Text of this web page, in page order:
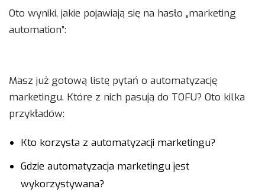
Oto wyniki, jakie pojawiają się na hasło „marketing
automation”:
Masz już gotową listę pytań o automatyzację
marketingu. Które z nich pasują do TOFU? Oto kilka
przykładów:
Kto korzysta z automatyzacji marketingu?
Gdzie automatyzacja marketingu jest
wykorzystywana?